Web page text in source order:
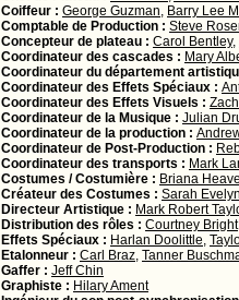
Coiffeur : George Guzman, Barry Lee
Comptable de Production : Steve
Concepteur de plateau : Carol Bentley,
Coordinateur des cascades : Mary
Coordinateur du département
Coordinateur des Effets Spéciaux :
Coordinateur des Effets Visuels :
Coordinateur de la Musique : Julian
Coordinateur de la production :
Coordinateur de Post-Production :
Coordinateur des transports : Mark
Costumes / Costumière : Briana
Créateur des Costumes : Sarah Evelyn
Directeur Artistique : Mark Robert
Distribution des rôles : Courtney Bright
Effets Spéciaux : Harlan Doolittle,
Etalonneur : Carl Braz, Tanner
Gaffer : Jeff Chin
Graphiste : Hilary Ament